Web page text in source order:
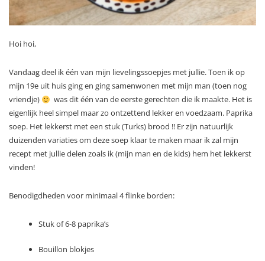
Hoi hoi,
Vandaag deel ik één van mijn lievelingssoepjes met jullie. Toen ik op
mijn 19e uit huis ging en ging samenwonen met mijn man (toen nog
vriendje)
was dit één van de eerste gerechten die ik maakte. Het is
eigenlijk heel simpel maar zo ontzettend lekker en voedzaam. Paprika
soep. Het lekkerst met een stuk (Turks) brood !! Er zijn natuurlijk
duizenden variaties om deze soep klaar te maken maar ik zal mijn
recept met jullie delen zoals ik (mijn man en de kids) hem het lekkerst
vinden!
Benodigdheden voor minimaal 4 flinke borden:
Stuk of 6-8 paprika’s
Bouillon blokjes